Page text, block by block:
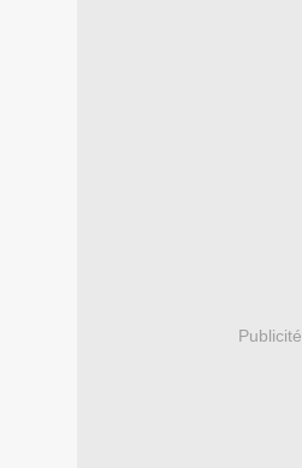
Publicité